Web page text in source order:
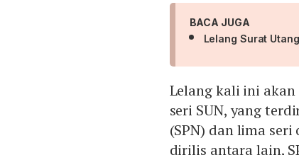
BACA JUGA
Lelang Surat
Lelang kali ini
seri SUN, yang
(SPN) dan lima seri
dirilis antara lain,